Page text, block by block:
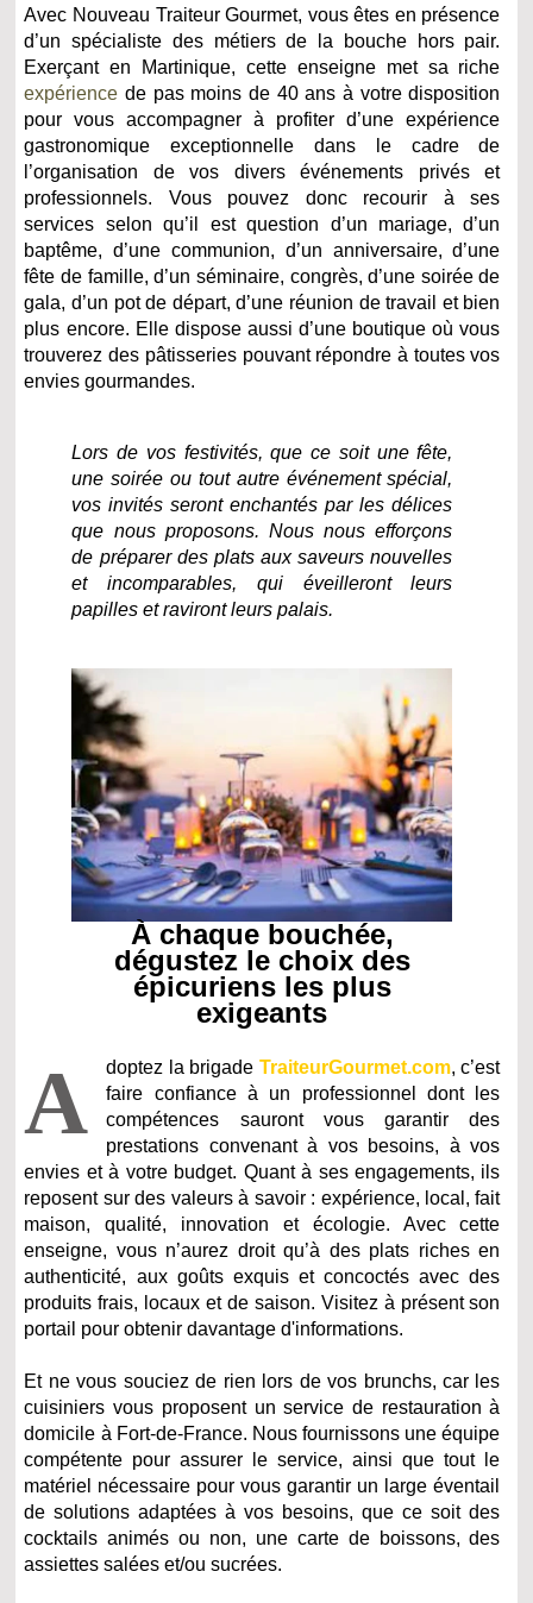
Avec Nouveau Traiteur Gourmet, vous êtes en présence
d’un spécialiste des métiers de la bouche hors pair.
Exerçant en Martinique, cette enseigne met sa riche
expérience de pas moins de 40 ans à votre disposition
pour vous accompagner à profiter d’une expérience
gastronomique exceptionnelle dans le cadre de
l’organisation de vos divers événements privés et
professionnels. Vous pouvez donc recourir à ses
services selon qu’il est question d’un mariage, d’un
baptême, d’une communion, d’un anniversaire, d’une
fête de famille, d’un séminaire, congrès, d’une soirée de
gala, d’un pot de départ, d’une réunion de travail et bien
plus encore. Elle dispose aussi d’une boutique où vous
trouverez des pâtisseries pouvant répondre à toutes vos
envies gourmandes.
Lors de vos festivités, que ce soit une fête,
une soirée ou tout autre événement spécial,
vos invités seront enchantés par les délices
que nous proposons. Nous nous efforçons
de préparer des plats aux saveurs nouvelles
et incomparables, qui éveilleront leurs
papilles et raviront leurs palais.
À chaque bouchée,
dégustez le choix des
épicuriens les plus
exigeants
A doptez la brigade TraiteurGourmet.com, c’est
faire confiance à un professionnel dont les
compétences sauront vous garantir des
prestations convenant à vos besoins, à vos
envies et à votre budget. Quant à ses engagements, ils
reposent sur des valeurs à savoir : expérience, local, fait
maison, qualité, innovation et écologie. Avec cette
enseigne, vous n’aurez droit qu’à des plats riches en
authenticité, aux goûts exquis et concoctés avec des
produits frais, locaux et de saison. Visitez à présent son
portail pour obtenir davantage d'informations.
Et ne vous souciez de rien lors de vos brunchs, car les
cuisiniers vous proposent un service de restauration à
domicile à Fort-de-France. Nous fournissons une équipe
compétente pour assurer le service, ainsi que tout le
matériel nécessaire pour vous garantir un large éventail
de solutions adaptées à vos besoins, que ce soit des
cocktails animés ou non, une carte de boissons, des
assiettes salées et/ou sucrées.